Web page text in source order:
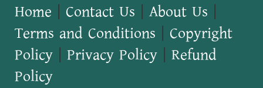
Home Contact Us About Us
Terms and Conditions
Copyright
Policy
Privacy Policy
Refund
Policy